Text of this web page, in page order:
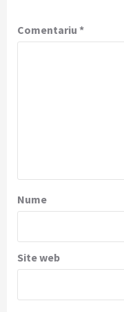
Comentariu *
Nume
Site web